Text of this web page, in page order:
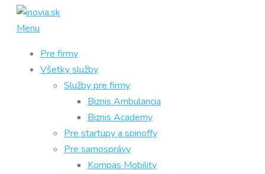
Prejsť
Menu
Pre firmy
Všetky služby
Služby pre firmy
Biznis Ambulancia
Biznis Academy
Pre startupy a spinoffy
Pre samosprávy
Kompas Mobility